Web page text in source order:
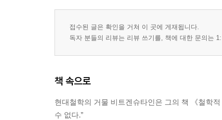
접수된 글은 확인을 거쳐 이 곳에 게재됩니다.
독자 분들의 리뷰는 리뷰 쓰기를, 책에 대한 문의는
책 속으로
현대철학의 거물 비트겐슈타인은 그의 책 《철학
수 없다.”